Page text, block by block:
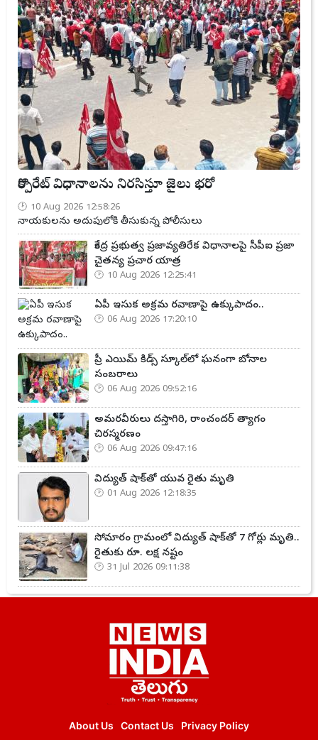
కార్పొరేట్ విధానాలను నిరసిస్తూ జైలు భరో
10 Aug 2026 12:58:26
నాయకులను అదుపులోకి తీసుకున్న పోలీసులు
కేంద్ర ప్రభుత్వ ప్రజావ్యతిరేక విధానాలపై సీపీఐ ప్రజా
చైతన్య ప్రచార యాత్ర
10 Aug 2026 12:25:41
ఏపీ ఇసుక అక్రమ రవాణాపై ఉక్కుపాదం..
06 Aug 2026 17:20:10
ప్రీ ఎయిమ్ కిడ్స్ స్కూల్‌లో ఘనంగా బోనాల
సంబరాలు
06 Aug 2026 09:52:16
అమరవీరులు దస్తాగిరి, రాంచందర్ త్యాగం
చిరస్మరణం
06 Aug 2026 09:47:16
విద్యుత్ షాక్‌తో యువ రైతు మృతి
01 Aug 2026 12:18:35
సోమారం గ్రామంలో విద్యుత్ షాక్‌తో 7 గోర్లు మృతి..
రైతుకు రూ. లక్ష నష్టం
31 Jul 2026 09:11:38
About Us Contact Us Privacy Policy